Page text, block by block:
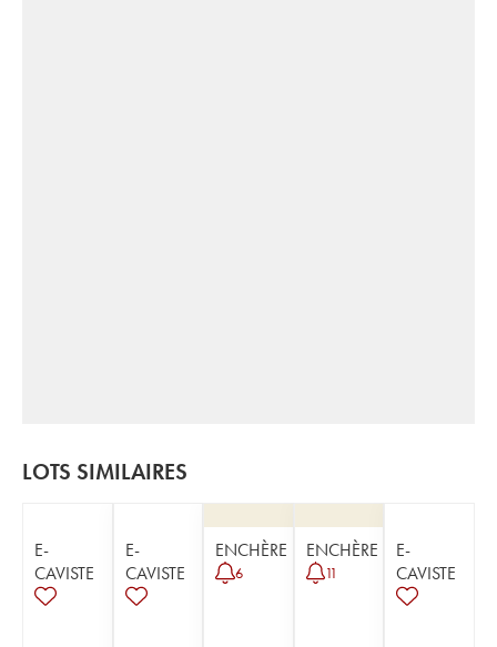
LOTS SIMILAIRES
E-
CAVISTE
E-
CAVISTE
ENCHÈRE
6
ENCHÈRE
11
E-
CAVISTE